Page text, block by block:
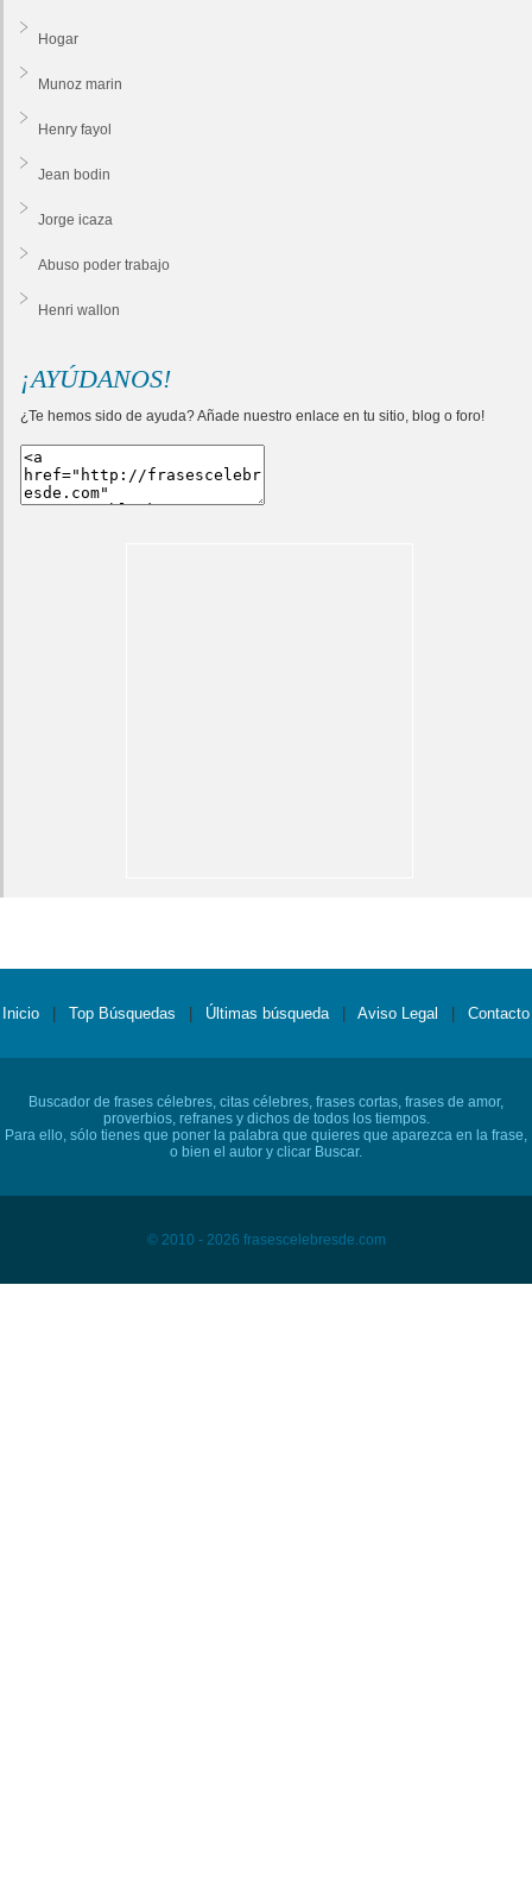
Hogar
Munoz marin
Henry fayol
Jean bodin
Jorge icaza
Abuso poder trabajo
Henri wallon
¡AYÚDANOS!
¿Te hemos sido de ayuda? Añade nuestro enlace en tu sitio, blog o foro!
Inicio Top Búsquedas Últimas búsqueda Aviso Legal Contacto
Buscador de frases célebres, citas célebres, frases cortas, frases de amor,
proverbios, refranes y dichos de todos los tiempos.
Para ello, sólo tienes que poner la palabra que quieres que aparezca en la frase,
o bien el autor y clicar Buscar.
© 2010 - 2026 frasescelebresde.com